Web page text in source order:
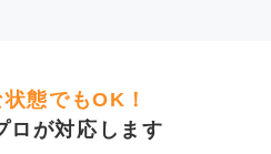
態でもOK！
ロが対応します